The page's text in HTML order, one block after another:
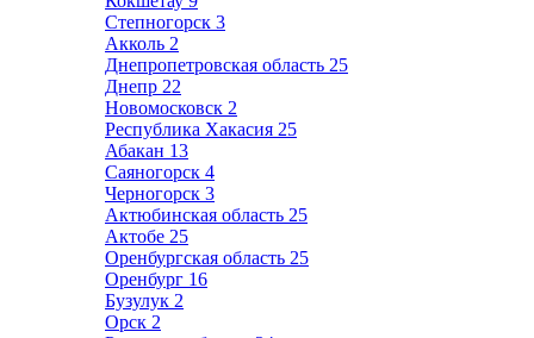
Степногорск 3
Акколь 2
Днепропетровская область 25
Днепр 22
Новомосковск 2
Республика Хакасия 25
Абакан 13
Саяногорск 4
Черногорск 3
Актюбинская область 25
Актобе 25
Оренбургская область 25
Оренбург 16
Бузулук 2
Орск 2